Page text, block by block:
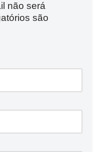
não será
são